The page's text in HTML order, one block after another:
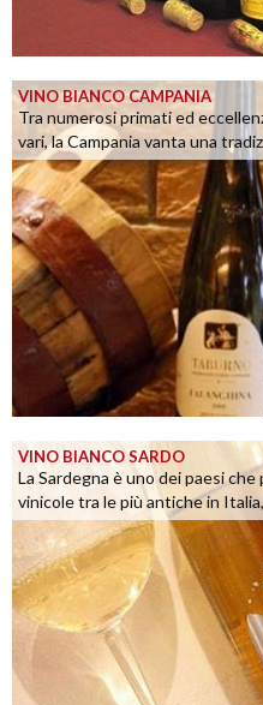
VINO BIANCO CAMPANIA
Tra numerosi primati ed
vari, la Campania vanta una
VINO BIANCO SARDO
La Sardegna è uno dei paesi
vinicole tra le più antiche in